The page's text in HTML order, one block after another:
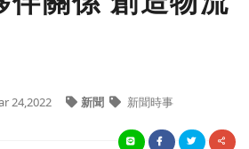
24,2022 新聞 新聞時事